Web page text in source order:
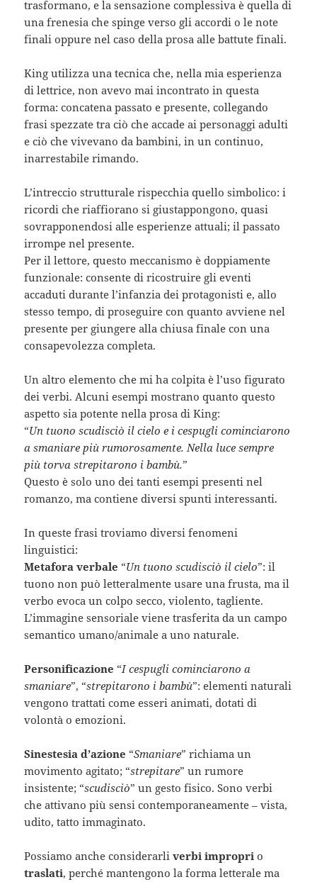
trasformano, e la sensazione complessiva è quella di
una frenesia che spinge verso gli accordi o le note
finali oppure nel caso della prosa alle battute finali.
King utilizza una tecnica che, nella mia esperienza
di lettrice, non avevo mai incontrato in questa
forma: concatena passato e presente, collegando
frasi spezzate tra ciò che accade ai personaggi adulti
e ciò che vivevano da bambini, in un continuo,
inarrestabile rimando.
L’intreccio strutturale rispecchia quello simbolico: i
ricordi che riaffiorano si giustappongono, quasi
sovrapponendosi alle esperienze attuali; il passato
irrompe nel presente.
Per il lettore, questo meccanismo è doppiamente
funzionale: consente di ricostruire gli eventi
accaduti durante l’infanzia dei protagonisti e, allo
stesso tempo, di proseguire con quanto avviene nel
presente per giungere alla chiusa finale con una
consapevolezza completa.
Un altro elemento che mi ha colpita è l’uso figurato
dei verbi. Alcuni esempi mostrano quanto questo
aspetto sia potente nella prosa di King:
“Un tuono scudisciò il cielo e i cespugli cominciarono
a smaniare più rumorosamente. Nella luce sempre
più torva strepitarono i bambù.”
Questo è solo uno dei tanti esempi presenti nel
romanzo, ma contiene diversi spunti interessanti.
In queste frasi troviamo diversi fenomeni
linguistici:
Metafora verbale “Un tuono scudisciò il cielo”: il
tuono non può letteralmente usare una frusta, ma il
verbo evoca un colpo secco, violento, tagliente.
L’immagine sensoriale viene trasferita da un campo
semantico umano/animale a uno naturale.
Personificazione “I cespugli cominciarono a
smaniare”, “strepitarono i bambù”: elementi naturali
vengono trattati come esseri animati, dotati di
volontà o emozioni.
Sinestesia d’azione “Smaniare” richiama un
movimento agitato; “strepitare” un rumore
insistente; “scudisciò” un gesto fisico. Sono verbi
che attivano più sensi contemporaneamente – vista,
udito, tatto immaginato.
Possiamo anche considerarliverbi improprio
traslati, perché mantengono la forma letterale ma